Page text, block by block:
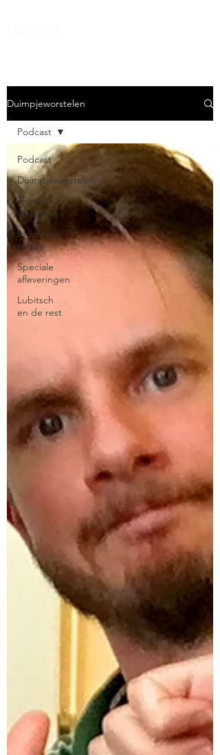
Duimpjeworstelen
Podcast
Duimpjeworstelen
Thumb
Wrestling
In andere
media
Speciale
afleveringen
Lubitsch
en de rest
Podcast